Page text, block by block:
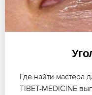
Где найти мастера
TIBET-MEDICINE